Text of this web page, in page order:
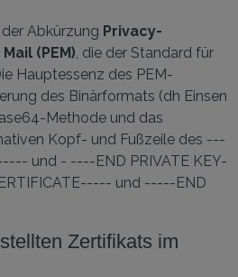
Abkürzung Privacy-
(PEM), die der Standard für
Hauptessenz des PEM-
des Binärformats (dh Einsen
Methode und das
Kopf- und Fußzeile des ---
und - ----END PRIVATE KEY-
und -----END
Zertifikats im